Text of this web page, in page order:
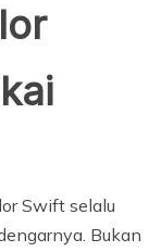
Swift selalu
Bukan